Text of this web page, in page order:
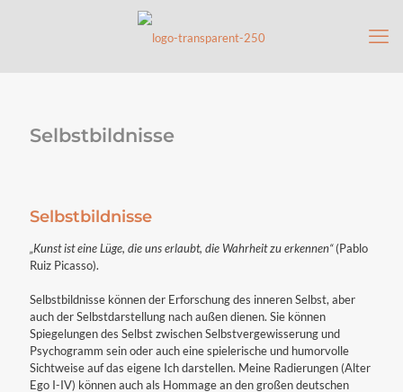
Selbstbildnisse
Selbstbildnisse
„Kunst ist eine Lüge, die uns erlaubt, die Wahrheit zu erkennen“(Pablo
Ruiz Picasso).
Selbstbildnisse können der Erforschung des inneren Selbst, aber
auch der Selbstdarstellung nach außen dienen. Sie können
Spiegelungen des Selbst zwischen Selbstvergewisserung und
Psychogramm sein oder auch eine spielerische und humorvolle
Sichtweise auf das eigene Ich darstellen. Meine Radierungen (Alter
Ego I-IV) können auch als Hommage an den großen deutschen